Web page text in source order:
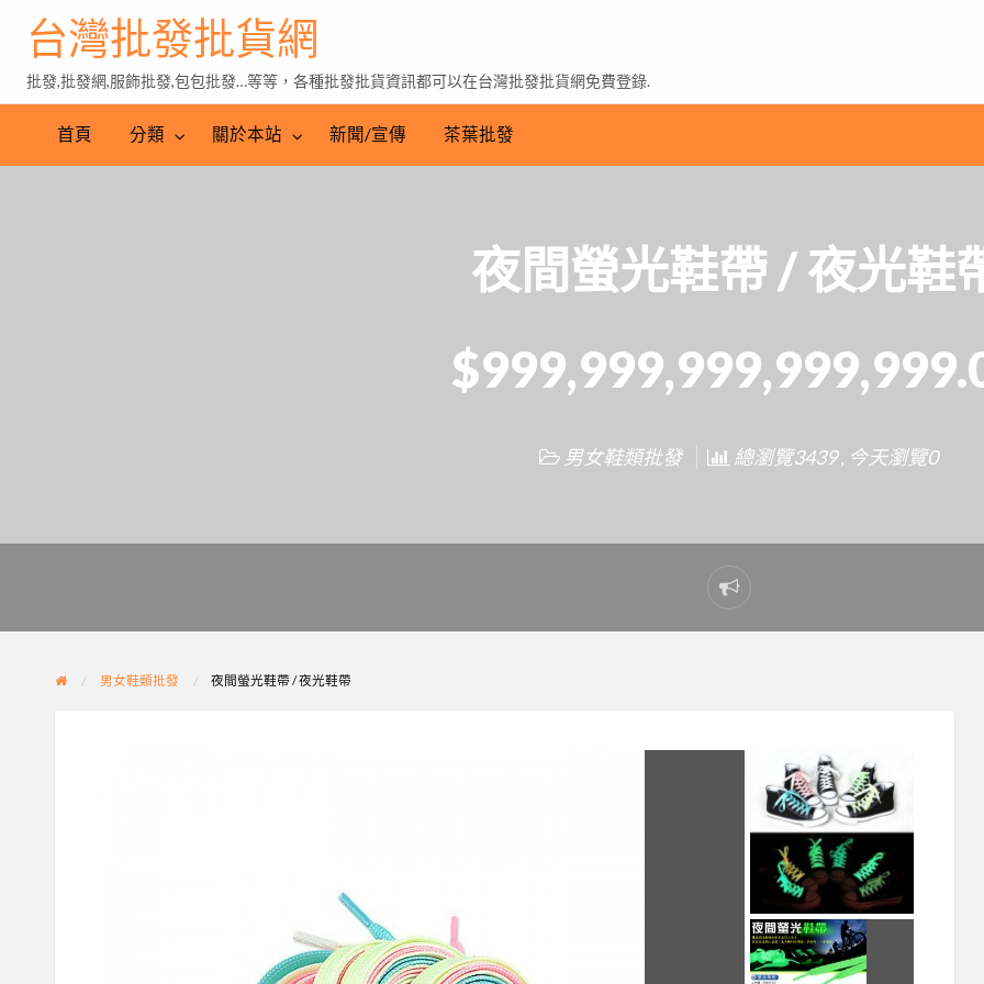
茶
發
台灣批發批貨網
批發,批發網,服飾批發,包包批發…等等，各種批發批貨資訊都可以在台灣批發批貨網免費登錄.
首頁 分類 關於本站 新聞/宣傳 茶葉批發
夜間螢光鞋帶 / 夜光鞋
男女鞋類批發 總瀏覽3439 , 今天瀏覽0
Report
problem
男女鞋類批發 夜間螢光鞋帶 / 夜光鞋帶